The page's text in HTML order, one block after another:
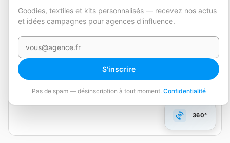
Goodies, textiles et kits personnalisés — recevez nos actus
et idées campagnes pour agences d'influence.
Votre e-mail
S'inscrire
Pas de spam — désinscription à tout moment. Confidentialité
360°